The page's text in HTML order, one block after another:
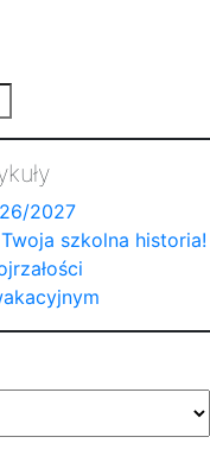
2027
szkolna historia!